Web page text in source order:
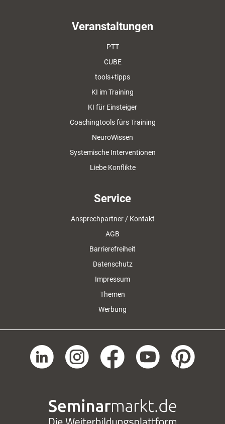
Veranstaltungen
PTT
CUBE
tools+tipps
KI im Training
KI für Einsteiger
Coachingtools fürs Training
NeuroWissen
Systemische Interventionen
Liebe Konflikte
Service
Ansprechpartner / Kontakt
AGB
Barrierefreiheit
Datenschutz
Impressum
Themen
Werbung